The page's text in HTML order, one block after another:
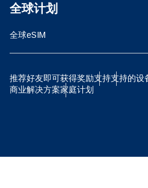
全球计划
全球eSIM
推荐好友即可获得奖励支持支持的设
商业解决方案家庭计划